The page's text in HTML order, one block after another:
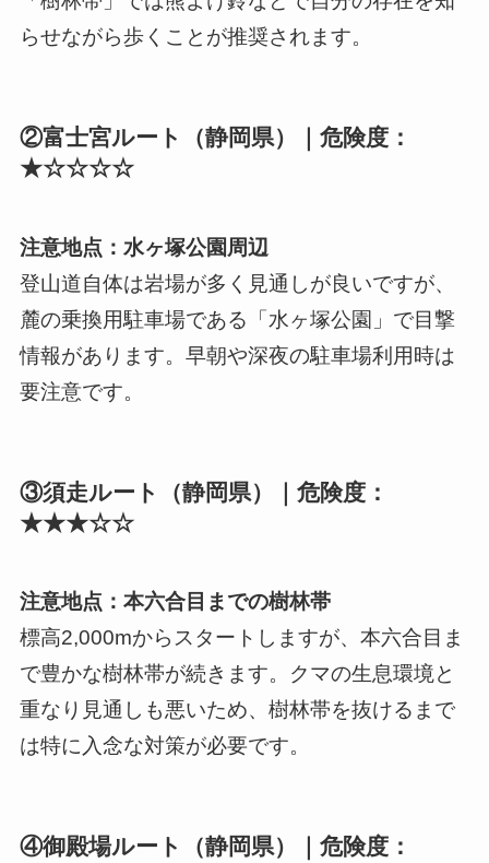
らせながら歩くことが推奨されます。
②富士宮ルート（静岡県）｜危険度：
★☆☆☆☆
注意地点：水ヶ塚公園周辺
登山道自体は岩場が多く見通しが良いですが、
麓の乗換用駐車場である「水ヶ塚公園」で目撃
情報があります。早朝や深夜の駐車場利用時は
要注意です。
③須走ルート（静岡県）｜危険度：
★★★☆☆
注意地点：本六合目までの樹林帯
標高2,000mからスタートしますが、本六合目ま
で豊かな樹林帯が続きます。クマの生息環境と
重なり見通しも悪いため、樹林帯を抜けるまで
は特に入念な対策が必要です。
④御殿場ルート（静岡県）｜危険度：